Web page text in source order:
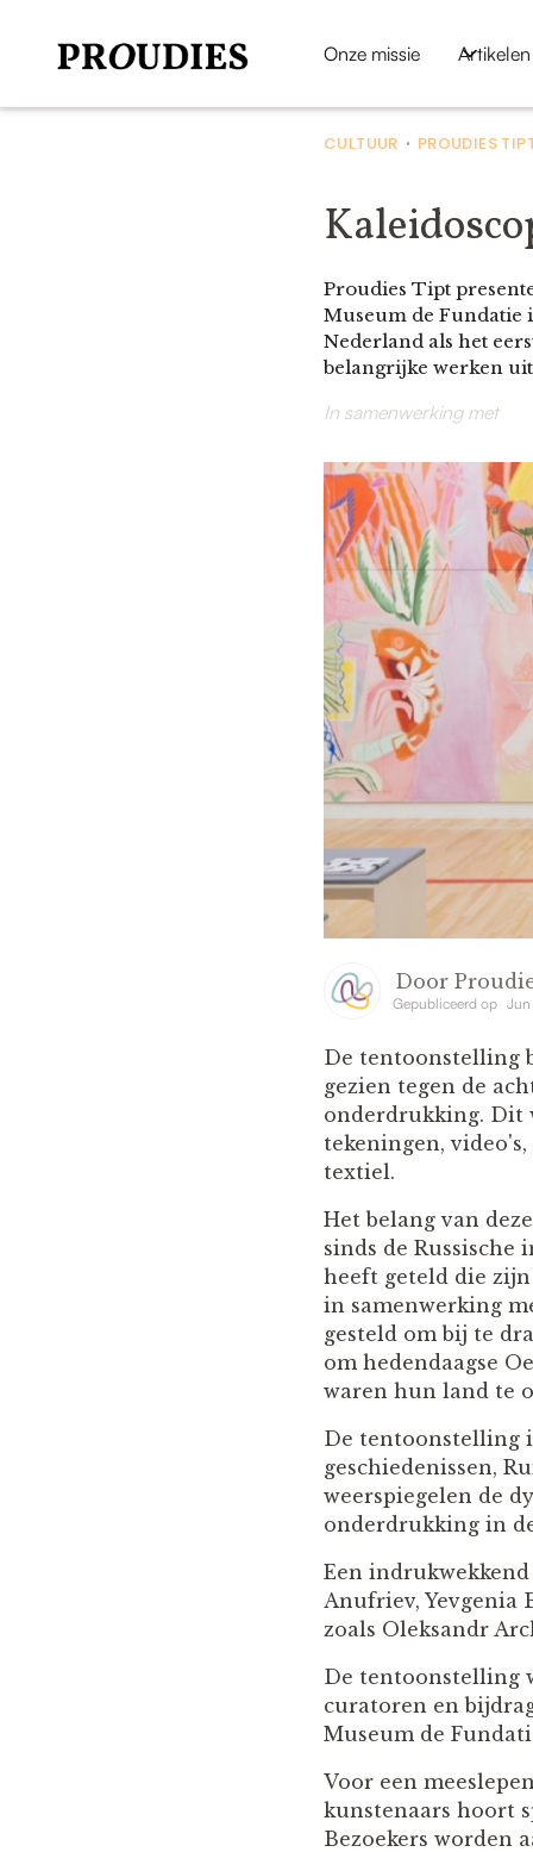
Onze missie Artikelen
CULTUUR • PROUDIES
Proudies Tipt
Museum de Fundatie
Nederland als het
belangrijke werken
In samenwerking met
Door
Gepubliceerd op Jun
De tentoonstelling
gezien tegen de
onderdrukking. Dit
tekeningen,
textiel.
Het belang van
sinds de Russische
heeft geteld die
in samenwerking
gesteld om bij te
om hedendaagse
waren hun land te
De tentoonstelling
geschiedenissen,
weerspiegelen de
onderdrukking in
Een
Anufriev, Yevgenia
zoals Oleksandr
De tentoonstelling
curatoren en
Museum de
Voor een
kunstenaars hoort
Bezoekers worden